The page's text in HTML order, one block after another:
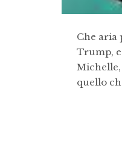
Che aria
Trump,
Michelle,
quello